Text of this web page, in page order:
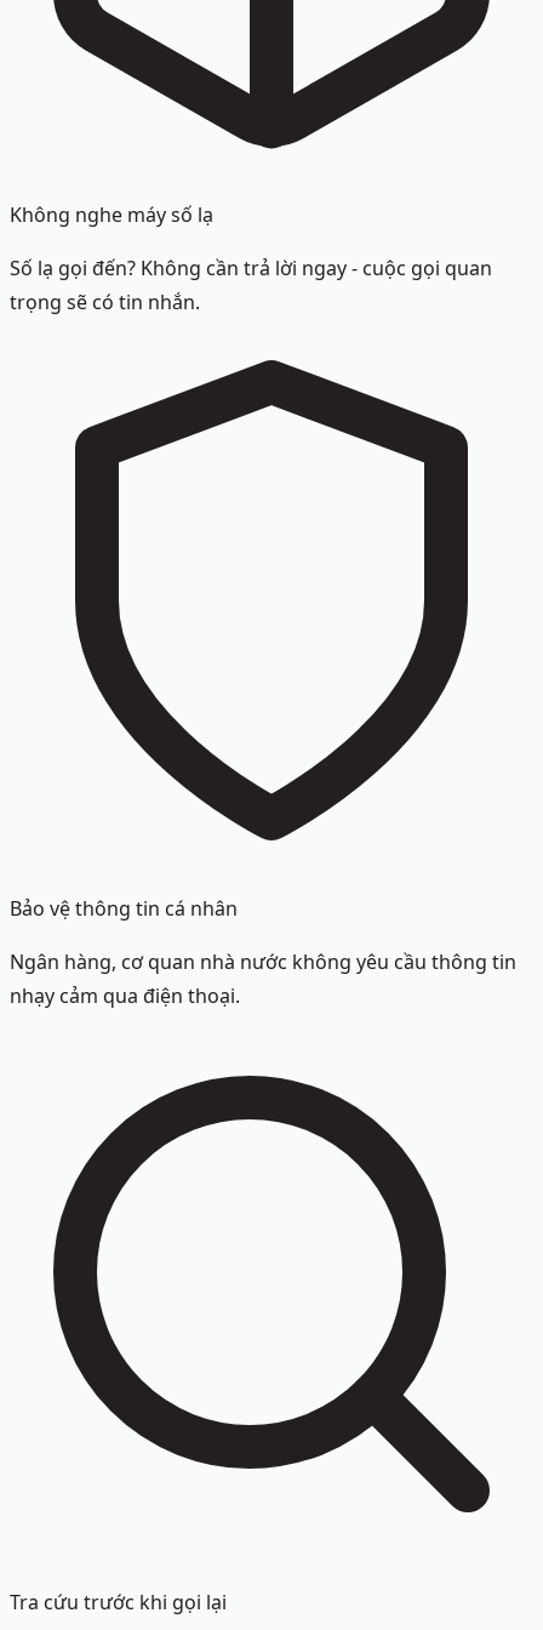
Không nghe máy số lạ
Số lạ gọi đến? Không cần trả lời ngay - cuộc gọi quan
trọng sẽ có tin nhắn.
Bảo vệ thông tin cá nhân
Ngân hàng, cơ quan nhà nước không yêu cầu thông tin
nhạy cảm qua điện thoại.
Tra cứu trước khi gọi lại